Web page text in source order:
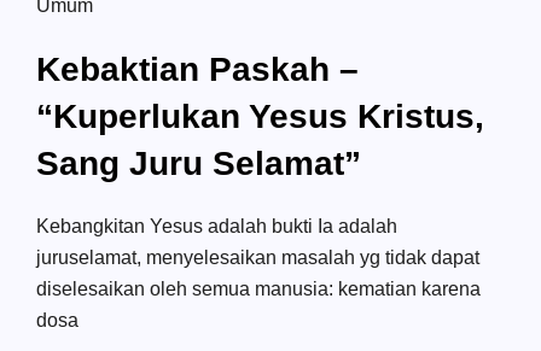
Umum
Kebaktian Paskah –
“Kuperlukan Yesus Kristus,
Sang Juru Selamat”
Kebangkitan Yesus adalah bukti Ia adalah
juruselamat, menyelesaikan masalah yg tidak dapat
diselesaikan oleh semua manusia: kematian karena
dosa